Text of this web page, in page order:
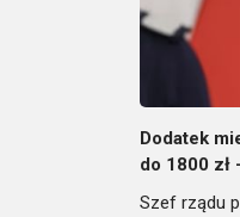
Dodatek
do 1800
Szef rządu